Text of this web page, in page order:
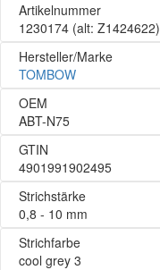
Artikelnummer
1230174 (alt: Z1424622)
Hersteller/Marke
TOMBOW
OEM
ABT-N75
GTIN
4901991902495
Strichstärke
0,8 - 10 mm
Strichfarbe
cool grey 3